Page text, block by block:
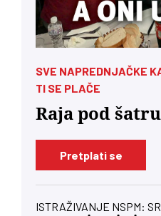
SVE NAPREDNJAČKE
TI SE PLAČE
Raja pod
Pretplati se
ISTRAŽIVANJE NSPM: